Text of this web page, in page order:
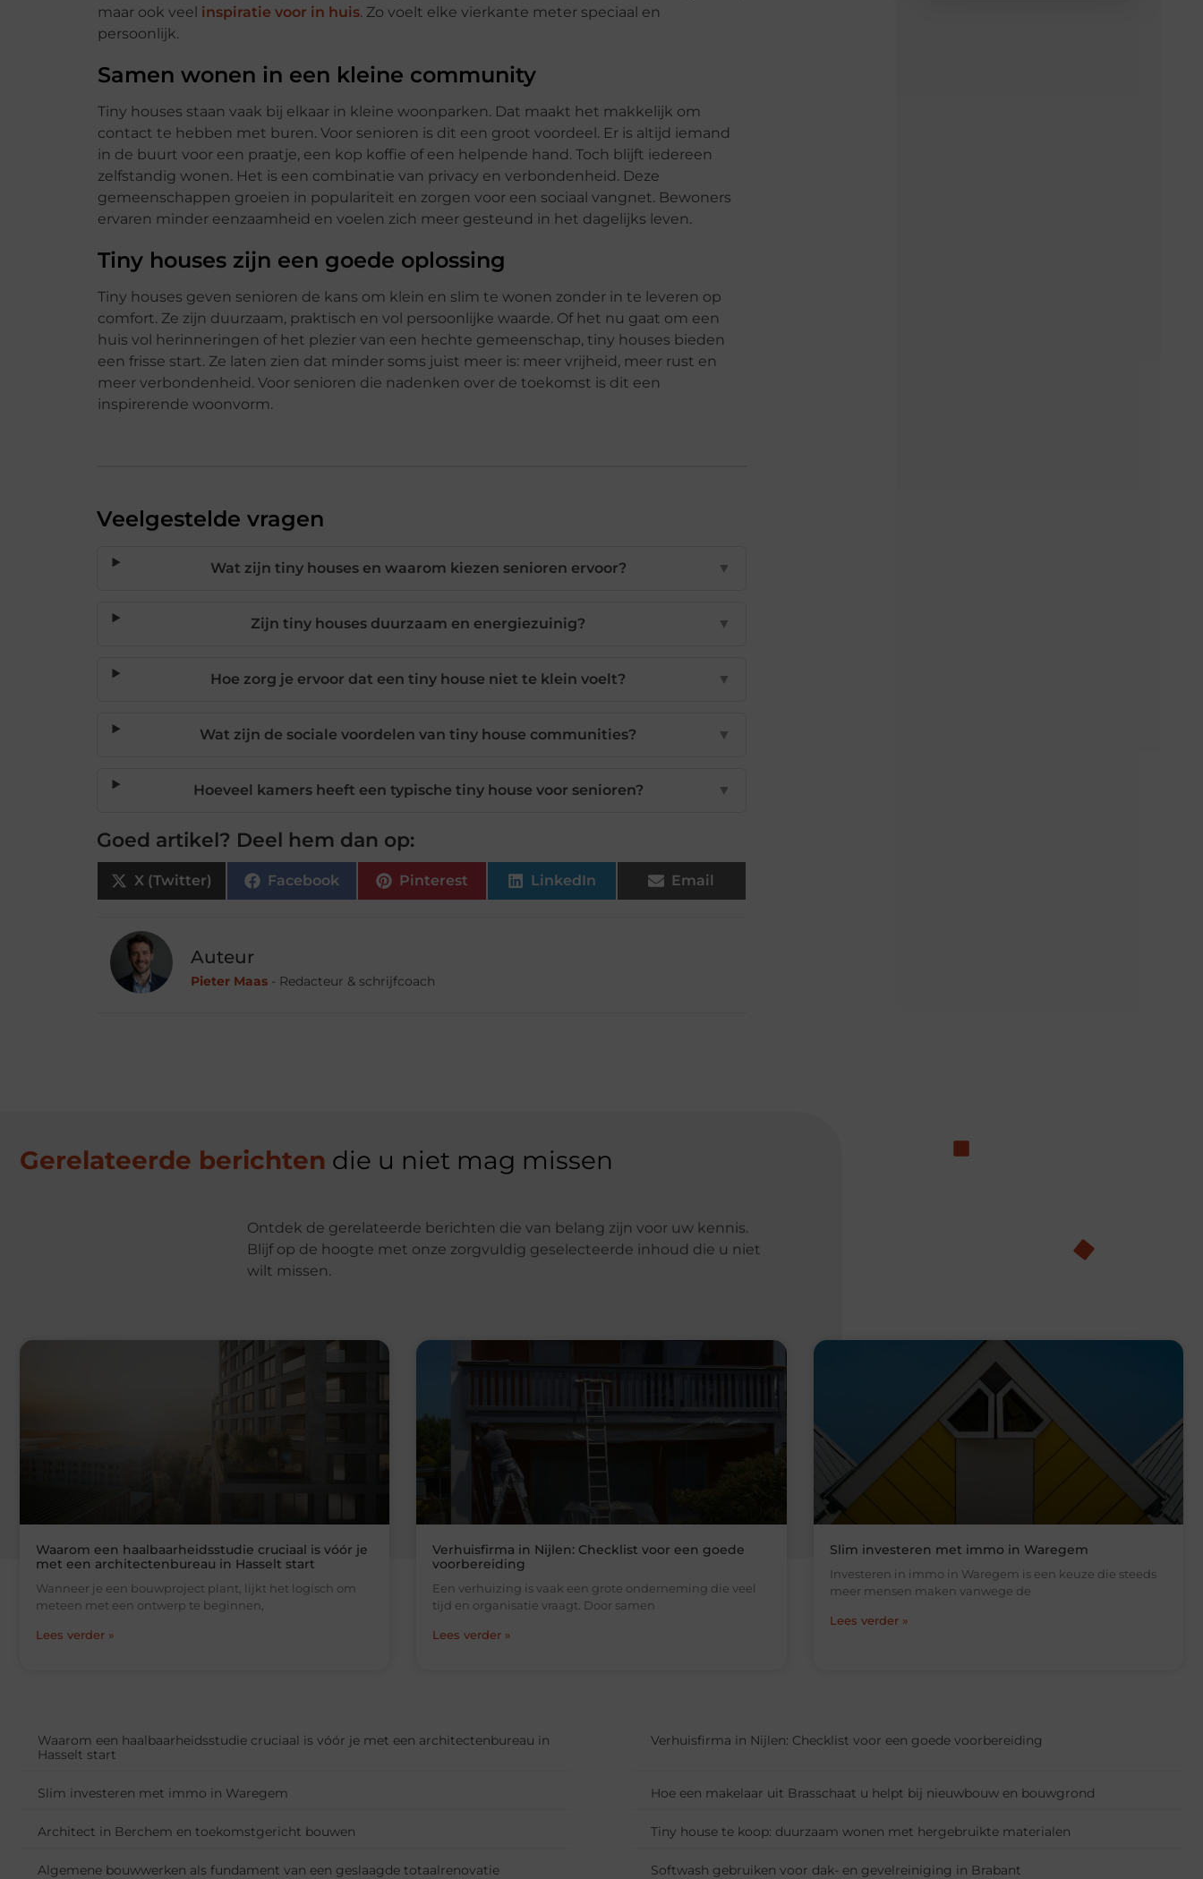
maar ook veel inspiratie voor in huis. Zo voelt elke vierkante meter speciaal en
persoonlijk.
Samen wonen in een kleine community
Tiny houses staan vaak bij elkaar in kleine woonparken. Dat maakt het makkelijk om
contact te hebben met buren. Voor senioren is dit een groot voordeel. Er is altijd iemand
in de buurt voor een praatje, een kop koffie of een helpende hand. Toch blijft iedereen
zelfstandig wonen. Het is een combinatie van privacy en verbondenheid. Deze
gemeenschappen groeien in populariteit en zorgen voor een sociaal vangnet. Bewoners
ervaren minder eenzaamheid en voelen zich meer gesteund in het dagelijks leven.
Tiny houses zijn een goede oplossing
Tiny houses geven senioren de kans om klein en slim te wonen zonder in te leveren op
comfort. Ze zijn duurzaam, praktisch en vol persoonlijke waarde. Of het nu gaat om een
huis vol herinneringen of het plezier van een hechte gemeenschap, tiny houses bieden
een frisse start. Ze laten zien dat minder soms juist meer is: meer vrijheid, meer rust en
meer verbondenheid. Voor senioren die nadenken over de toekomst is dit een
inspirerende woonvorm.
Veelgestelde vragen
Wat zijn tiny houses en waarom kiezen senioren ervoor? ▼
Zijn tiny houses duurzaam en energiezuinig? ▼
Hoe zorg je ervoor dat een tiny house niet te klein voelt? ▼
Wat zijn de sociale voordelen van tiny house communities? ▼
Hoeveel kamers heeft een typische tiny house voor senioren? ▼
Goed artikel? Deel hem dan op:
X (Twitter) Facebook Pinterest LinkedIn Email
Auteur
Pieter Maas - Redacteur & schrijfcoach
Gerelateerde berichten die u niet mag missen
Ontdek de gerelateerde berichten die van belang zijn voor uw kennis.
Blijf op de hoogte met onze zorgvuldig geselecteerde inhoud die u niet
wilt missen.
Waarom een haalbaarheidsstudie cruciaal is vóór je
met een architectenbureau in Hasselt start
Wanneer je een bouwproject plant, lijkt het logisch om
meteen met een ontwerp te beginnen,
Lees verder »
Verhuisfirma in Nijlen: Checklist voor een goede
voorbereiding
Een verhuizing is vaak een grote onderneming die veel
tijd en organisatie vraagt. Door samen
Lees verder »
Slim investeren met immo in Waregem
Investeren in immo in Waregem is een keuze die steeds
meer mensen maken vanwege de
Lees verder »
Waarom een haalbaarheidsstudie cruciaal is vóór je met een architectenbureau in
Hasselt start
Verhuisfirma in Nijlen: Checklist voor een goede voorbereiding
Slim investeren met immo in Waregem Hoe een makelaar uit Brasschaat u helpt bij nieuwbouw en bouwgrond
Architect in Berchem en toekomstgericht bouwen Tiny house te koop: duurzaam wonen met hergebruikte materialen
Algemene bouwwerken als fundament van een geslaagde totaalrenovatie Softwash gebruiken voor dak- en gevelreiniging in Brabant